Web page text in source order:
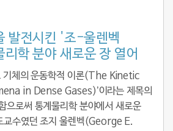
발전시킨 '조-울렌벡
학 분야 새로운 장 열어
기체의 운동학적 이론(The Kinetic
in Dense Gases)’이라는 제목의
으로써 통계물리학 분야에서 새로운
교수였던 조지 울렌벡(George E.